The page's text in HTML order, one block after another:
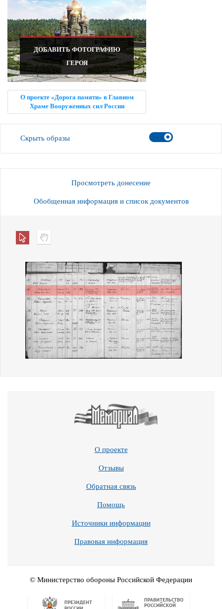
ДОБАВИТЬ ФОТОГРАФИЮ
ГЕРОЯ
О проекте «Дорога памяти» в Главном
Храме Вооруженных сил России
Скрыть образы
Просмотреть донесение
Обобщенная информация и список документов
О проекте
Отзывы
Обратная связь
Помощь
Источники информации
Правовая информация
© Министерство обороны Российской Федерации